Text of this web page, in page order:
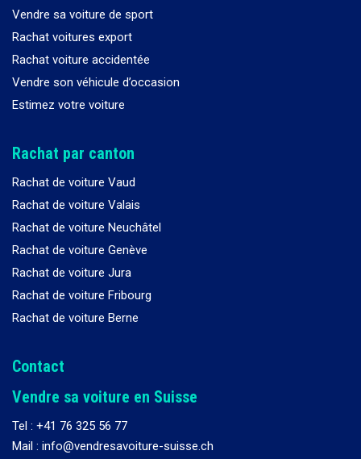
Vendre sa voiture de sport
Rachat voitures export
Rachat voiture accidentée
Vendre son véhicule d’occasion
Estimez votre voiture
Rachat par canton
Rachat de voiture Vaud
Rachat de voiture Valais
Rachat de voiture Neuchâtel
Rachat de voiture Genève
Rachat de voiture Jura
Rachat de voiture Fribourg
Rachat de voiture Berne
Contact
Vendre sa voiture en Suisse
Tel : +41 76 325 56 77
Mail : info@vendresavoiture-suisse.ch